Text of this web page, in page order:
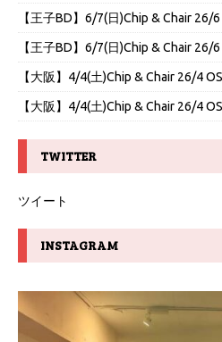
【王子BD】6/7(日)Chip & Chair 26/
【王子BD】6/7(日)Chip & Chair 26/
【大阪】4/4(土)Chip & Chair 26/4
【大阪】4/4(土)Chip & Chair 26/4
TWITTER
ツイート
INSTAGRAM